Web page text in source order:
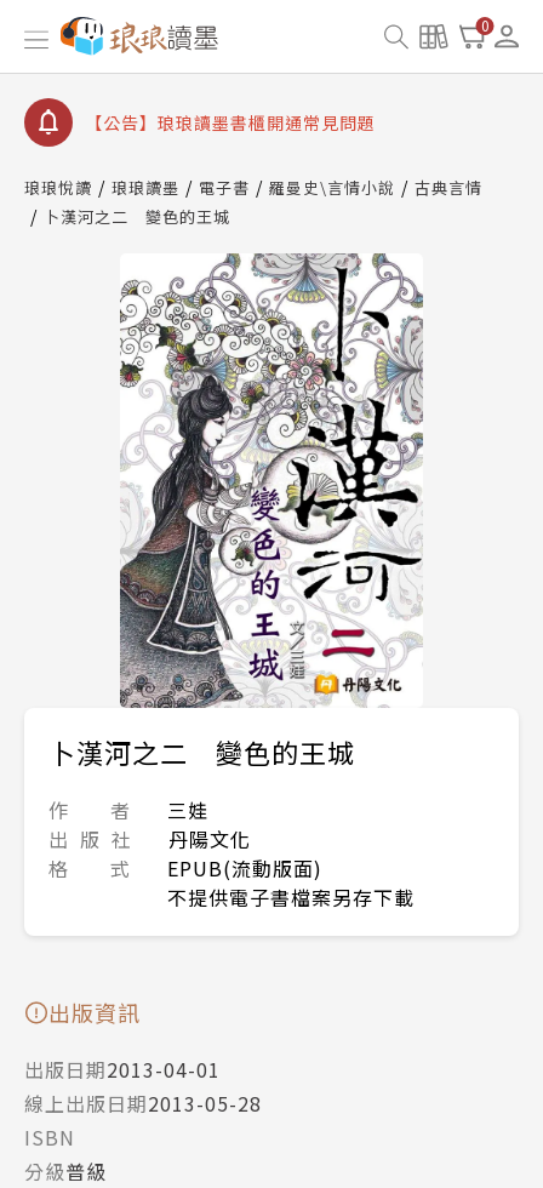
0
【公告】琅琅讀墨數位閱讀資產合併與書櫃開通申請
【公告】琅琅讀墨書櫃開通常見問題
【公告】琅琅讀墨 3 分鐘完成書櫃開通與資產合併申
請圖文教學
查詢
【公告】琅琅讀墨數位閱讀資產合併與書櫃開通申請
琅琅悅讀 琅琅讀墨 電子書 羅曼史\言情小說
古典言情
卜漢河之二 變色的王城
卜漢河之二 變色的王城
作 者
三娃
出 版 社
丹陽文化
格 式
EPUB(流動版面)
不提供電子書檔案另存下載
出版資訊
出版日期2013-04-01
線上出版日期2013-05-28
ISBN
分級普級